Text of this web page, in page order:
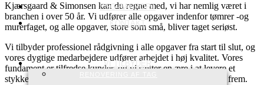
ESG-RAPPORT
KONTAKT
VI TILBYDER
Kjærsgaard & Simonsen kan du regne med, vi har nemlig været i
branchen i over 50 år. Vi udfører alle opgaver indenfor tømrer -og
murerfaget, og alle opgaver, store som små, bliver taget seriøst.
Vi tilbyder professionel rådgivning i alle opgaver fra start til slut, og
vores dygtige medarbejdere udfører arbejdet i høj kvalitet. Vores
fundament er tilfredse kunder, og vi sætter en ære i at levere et
stykke arbejde, som både vi og kunden er stolte over at vise frem.